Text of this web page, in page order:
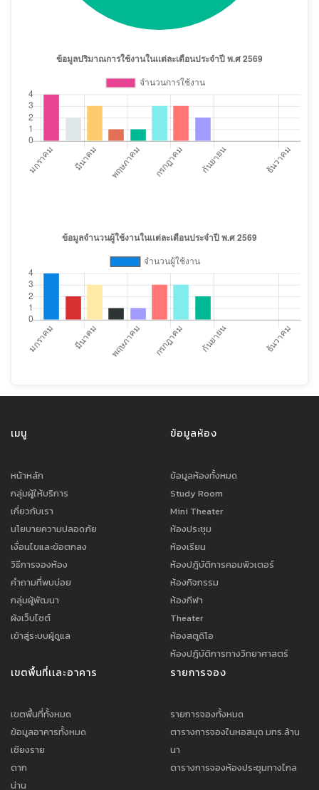
เมนู
หน้าหลัก
กลุ่มผู้ให้บริการ
เกี่ยวกับเรา
นโยบายความปลอดภัย
เงื่อนไขและข้อตกลง
วิธีการจองห้อง
คำถามที่พบบ่อย
กลุ่มผู้พัฒนา
ผังเว็บไซต์
เข้าสู่ระบบผู้ดูแล
ข้อมูลห้อง
ข้อมูลห้องทั้งหมด
Study Room
Mini Theater
ห้องประชุม
ห้องเรียน
ห้องปฎิบัติการคอมพิวเตอร์
ห้องกิจกรรม
ห้องกีฬา
Theater
ห้องสตูดิโอ
ห้องปฎิบัติการทางวิทยาศาสตร์
เขตพื้นที่เเละอาคาร
เขตพื้นที่ทั้งหมด
ข้อมูลอาคารทั้งหมด
เชียงราย
ตาก
น่าน
รายการจอง
รายการจองทั้งหมด
ตารางการจองในหอสมุด มทร.ล้าน
นา
ตารางการจองห้องประชุมทางไกล